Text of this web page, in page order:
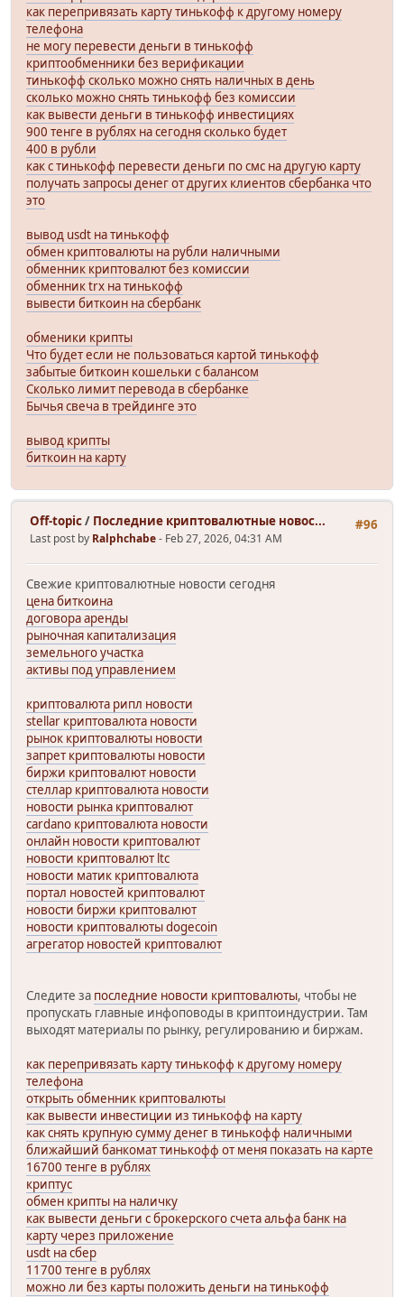
как перепривязать карту тинькофф к другому номеру
телефона
не могу перевести деньги в тинькофф
криптообменники без верификации
тинькофф сколько можно снять наличных в день
сколько можно снять тинькофф без комиссии
как вывести деньги в тинькофф инвестициях
900 тенге в рублях на сегодня сколько будет
400 в рубли
как с тинькофф перевести деньги по смс на другую карту
получать запросы денег от других клиентов сбербанка что
это
вывод usdt на тинькофф
обмен криптовалюты на рубли наличными
обменник криптовалют без комиссии
обменник trx на тинькофф
вывести биткоин на сбербанк
обменики крипты
Что будет если не пользоваться картой тинькофф
забытые биткоин кошельки с балансом
Сколько лимит перевода в сбербанке
Бычья свеча в трейдинге это
вывод крипты
биткоин на карту
#96
Off-topic/ Последние криптовалютные новос...
Last post by Ralphchabe- Feb 27, 2026, 04:31 AM
Свежие криптовалютные новости сегодня
цена биткоина
договора аренды
рыночная капитализация
земельного участка
активы под управлением
криптовалюта рипл новости
stellar криптовалюта новости
рынок криптовалюты новости
запрет криптовалюты новости
биржи криптовалют новости
стеллар криптовалюта новости
новости рынка криптовалют
cardano криптовалюта новости
онлайн новости криптовалют
новости криптовалют ltc
новости матик криптовалюта
портал новостей криптовалют
новости биржи криптовалют
новости криптовалюты dogecoin
агрегатор новостей криптовалют
Следите за последние новости криптовалюты, чтобы не
пропускать главные инфоповоды в криптоиндустрии. Там
выходят материалы по рынку, регулированию и биржам.
как перепривязать карту тинькофф к другому номеру
телефона
открыть обменник криптовалюты
как вывести инвестиции из тинькофф на карту
как снять крупную сумму денег в тинькофф наличными
ближайший банкомат тинькофф от меня показать на карте
16700 тенге в рублях
криптус
обмен крипты на наличку
как вывести деньги с брокерского счета альфа банк на
карту через приложение
usdt на сбер
11700 тенге в рублях
можно ли без карты положить деньги на тинькофф